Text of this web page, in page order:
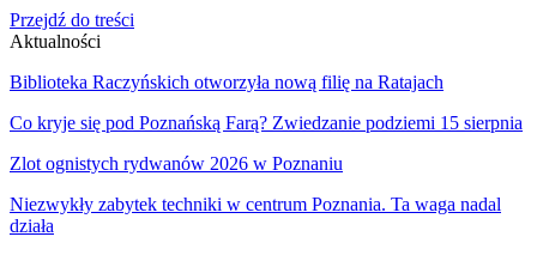
Przejdź do treści
Aktualności
Biblioteka Raczyńskich otworzyła nową filię na Ratajach
Co kryje się pod Poznańską Farą? Zwiedzanie podziemi 15 sierpnia
Zlot ognistych rydwanów 2026 w Poznaniu
Niezwykły zabytek techniki w centrum Poznania. Ta waga nadal
działa